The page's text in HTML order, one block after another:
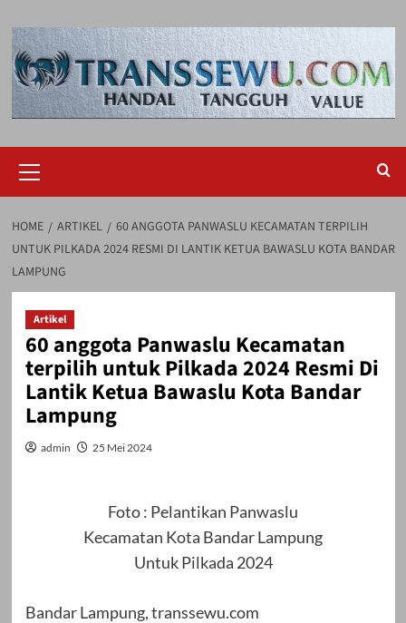
to
content
Menu
HOME ARTIKEL
60 ANGGOTA PANWASLU KECAMATAN TERPILIH
UNTUK PILKADA 2024 RESMI DI LANTIK KETUA BAWASLU KOTA BANDAR
LAMPUNG
Artikel
60 anggota Panwaslu Kecamatan
terpilih untuk Pilkada 2024 Resmi Di
Lantik Ketua Bawaslu Kota Bandar
Lampung
admin 25 Mei 2024
Foto : Pelantikan Panwaslu
Kecamatan Kota Bandar Lampung
Untuk Pilkada 2024
Bandar Lampung, transsewu.com